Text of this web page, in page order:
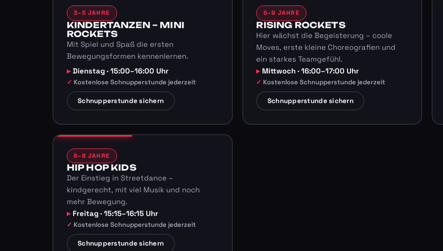
3–5 JAHRE
KINDERTANZEN – MINI
ROCKETS
Mit Spiel und Spaß die ersten
Bewegungsformen kennenlernen.
Dienstag · 15:00–16:00 Uhr
Kostenlose Schnupperstunde jederzeit
Schnupperstunde sichern
6–8 JAHRE
RISING ROCKETS
Hier wächst die Begeisterung – coole
Moves, erste kleine Choreografien und
ein starkes Teamgefühl.
Mittwoch · 16:00–17:00 Uhr
Kostenlose Schnupperstunde jederzeit
Schnupperstunde sichern
6–8 JAHRE
HIP HOP KIDS
Der Einstieg in Streetdance –
kindgerecht, mit viel Musik und noch
mehr Bewegung.
Freitag · 15:15–16:15 Uhr
Kostenlose Schnupperstunde jederzeit
Schnupperstunde sichern